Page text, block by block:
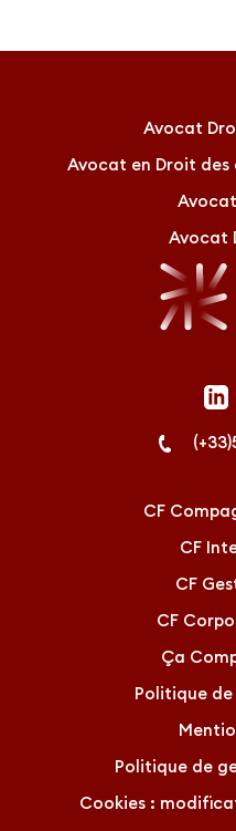
Avocat
Avocat en Droit
Avocat
CF
CF
CF
CF
Ça
Politique
Politique de
Cookies :